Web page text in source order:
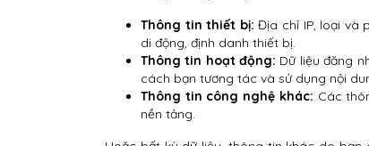
Thông tin thiết bị: Địa chỉ IP, loại và
di động, định danh thiết bị.
Thông tin hoạt động: Dữ liệu đăng
cách bạn tương tác và sử dụng nội
Thông tin công nghệ khác: Các
nền tảng.